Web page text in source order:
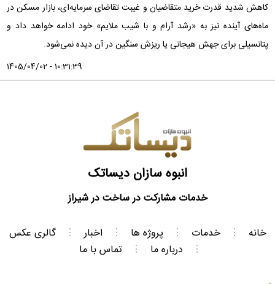
کاهش شدید قدرت خرید متقاضیان و غیبت تقاضای سرمایه‌ای، بازار مسکن در
ماه‌های آینده نیز به «رشد آرام و با شیب ملایم» خود ادامه خواهد داد و
پتانسیلی برای جهش هیجانی یا ریزش سنگین در آن دیده نمی‌شود.
1405/04/02 - 10:31:39
انبوه سازان دیساتک
خدمات مشارکت در ساخت در شیراز
خانه ⋮ خدمات ⋮ پروژه ها ⋮ اخبار ⋮
گالری عکس
⋮
درباره ما ⋮ تماس با ما